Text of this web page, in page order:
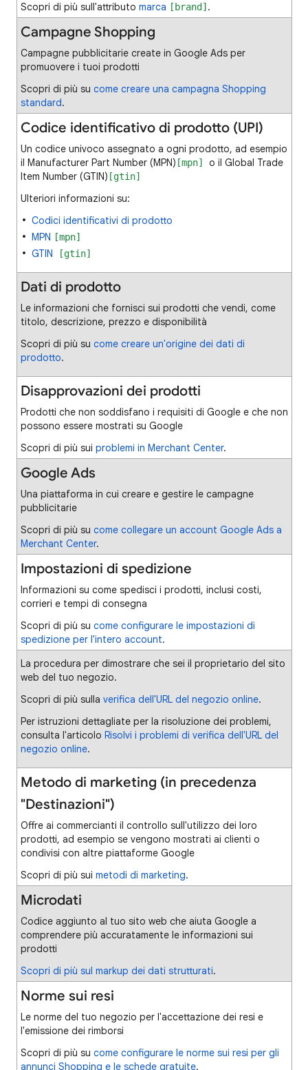
Scopri di più sull'attributo marca [brand] .
Campagne Shopping
Campagne pubblicitarie create in Google Ads per
promuovere i tuoi prodotti
Scopri di più su come creare una campagna Shopping
standard.
Codice identificativo di prodotto (UPI)
Un codice univoco assegnato a ogni prodotto, ad esempio
il Manufacturer Part Number (MPN) [mpn] o il Global Trade
Item Number (GTIN) [gtin]
Ulteriori informazioni su:
Codici identificativi di prodotto
MPN [mpn]
GTIN [gtin]
Dati di prodotto
Le informazioni che fornisci sui prodotti che vendi, come
titolo, descrizione, prezzo e disponibilità
Scopri di più su come creare un'origine dei dati di
prodotto.
Disapprovazioni dei prodotti
Prodotti che non soddisfano i requisiti di Google e che non
possono essere mostrati su Google
Scopri di più sui problemi in Merchant Center.
Google Ads
Una piattaforma in cui creare e gestire le campagne
pubblicitarie
Scopri di più su come collegare un account Google Ads a
Merchant Center.
Impostazioni di spedizione
Informazioni su come spedisci i prodotti, inclusi costi,
corrieri e tempi di consegna
Scopri di più su come configurare le impostazioni di
spedizione per l'intero account.
La procedura per dimostrare che sei il proprietario del sito
web del tuo negozio.
Scopri di più sulla verifica dell'URL del negozio online.
Per istruzioni dettagliate per la risoluzione dei problemi,
consulta l'articolo Risolvi i problemi di verifica dell'URL del
negozio online.
Metodo di marketing (in precedenza
"Destinazioni")
Offre ai commercianti il controllo sull'utilizzo dei loro
prodotti, ad esempio se vengono mostrati ai clienti o
condivisi con altre piattaforme Google
Scopri di più sui metodi di marketing.
Microdati
Codice aggiunto al tuo sito web che aiuta Google a
comprendere più accuratamente le informazioni sui
prodotti
Scopri di più sul markup dei dati strutturati.
Norme sui resi
Le norme del tuo negozio per l'accettazione dei resi e
l'emissione dei rimborsi
Scopri di più su come configurare le norme sui resi per gli
annunci Shopping e le schede gratuite.